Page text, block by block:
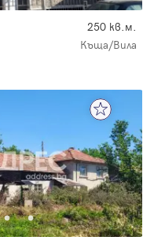
250 кв.м.
Къща/Вила